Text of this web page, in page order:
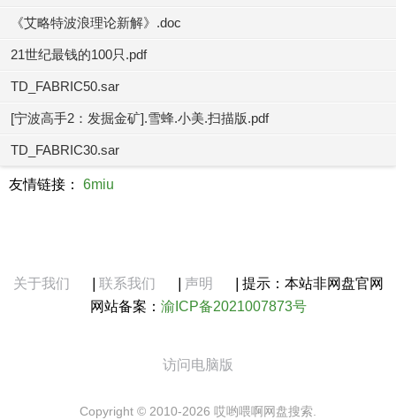
《艾略特波浪理论新解》.doc
21世纪最钱的100只.pdf
TD_FABRIC50.sar
[宁波高手2：发掘金矿].雪蜂.小美.扫描版.pdf
TD_FABRIC30.sar
友情链接： 6miu
关于我们 联系我们 声明
提示：本站非网盘官网
网站备案： 渝ICP备2021007873号
访问电脑版
Copyright © 2010-2026 哎哟喂啊网盘搜索.